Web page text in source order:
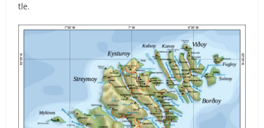
tle.